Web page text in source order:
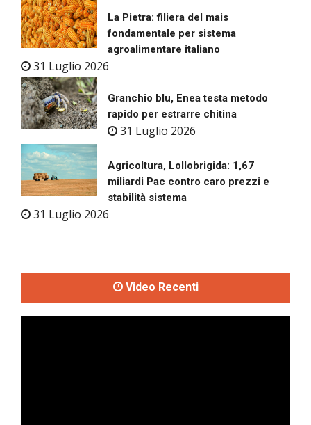
La Pietra: filiera del mais
fondamentale per sistema
agroalimentare italiano
31 Luglio 2026
Granchio blu, Enea testa metodo
rapido per estrarre chitina
31 Luglio 2026
Agricoltura, Lollobrigida: 1,67
miliardi Pac contro caro prezzi e
stabilità sistema
31 Luglio 2026
Video Recenti